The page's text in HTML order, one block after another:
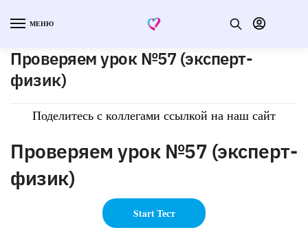
МЕНЮ
Проверяем урок №57 (эксперт-
физик)
Поделитесь с коллегами ссылкой на наш сайт
Проверяем урок №57 (эксперт-
физик)